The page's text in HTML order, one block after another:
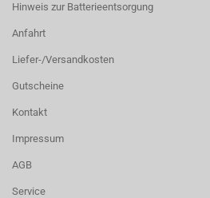
Hinweis zur Batterieentsorgung
Anfahrt
Liefer-/Versandkosten
Gutscheine
Kontakt
Impressum
AGB
Service